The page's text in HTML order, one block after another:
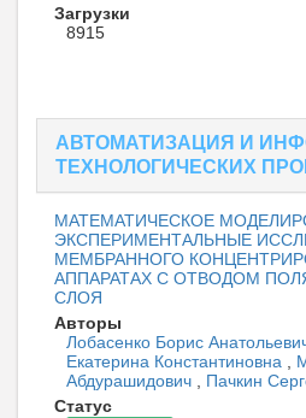
Загрузки
8915
АВТОМАТИЗАЦИЯ И
ТЕХНОЛОГИЧЕСКИХ
МАТЕМАТИЧЕСКОЕ
ЭКСПЕРИМЕНТАЛЬНЫЕ
МЕМБРАННОГО
АППАРАТАХ С ОТВОДОМ
СЛОЯ
Авторы
Лобасенко Борис
Екатерина Константиновна
Абдурашидович
Пачкин
Статус